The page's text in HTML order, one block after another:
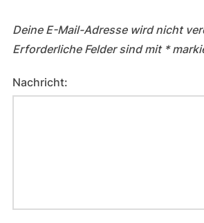
Deine E-Mail-Adresse wird nicht
Erforderliche Felder sind mit *
Nachricht: